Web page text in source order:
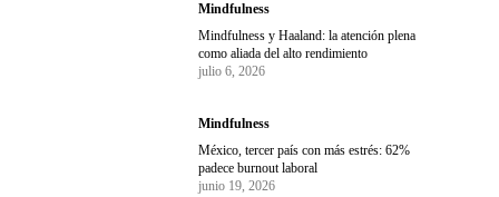
Mindfulness
Mindfulness y Haaland: la atención plena
como aliada del alto rendimiento
julio 6, 2026
Mindfulness
México, tercer país con más estrés: 62%
padece burnout laboral
junio 19, 2026